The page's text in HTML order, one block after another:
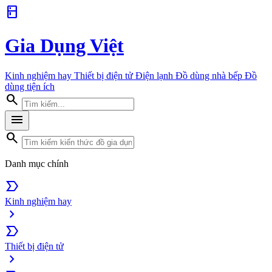
kitchen
Gia Dụng Việt
Kinh nghiệm hay Thiết bị điện tử Điện lạnh Đồ dùng nhà bếp Đồ
dùng tiện ích
search
menu
search
Danh mục chính
label_important
Kinh nghiệm hay
chevron_right
label_important
Thiết bị điện tử
chevron_right